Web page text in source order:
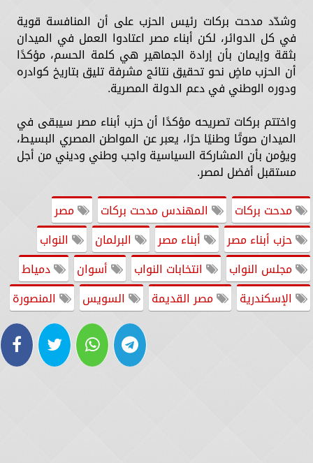
وشدّد مدحت بركات رئيس الحزب على أن المنافسة قوية
في كل الدوائر، لكن أبناء مصر اعتادوا العمل في الميدان
بثقة وإيمان بأن إرادة الجماهير هي كلمة الحسم، مؤكدًا
أن الحزب ماضٍ نحو تحقيق نتائج مشرفة تليق بتاريخ كوادره
ودوره الوطني في دعم الدولة المصرية.
واختتم بركات تصريحه مؤكدًا أن حزب أبناء مصر سيبقى في
الميدان صوتًا وطنيًا حرًا، يعبر عن المواطن المصري البسيط،
ويؤمن بأن المشاركة السياسية واجب وطني وديني من أجل
مستقبل أفضل لمصر.
مدحت بركات
المهندس مدحت بركات
مصر
حزب أبناء مصر
أبناء مصر البرلمان
النواب
مجلس النواب
انتخابات النواب أسوان
دمياط
الإسكندرية
مصر القديمة السويس المنصورة